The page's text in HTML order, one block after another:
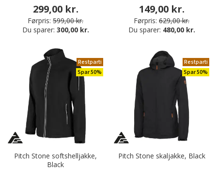
299,00 kr.
Førpris: 599,00 kr.
Du sparer: 300,00 kr.
149,00 kr.
Førpris: 629,00 kr.
Du sparer: 480,00 kr.
Restparti
Spar 50%
Pitch Stone softshelljakke,
Black
Restparti
Spar 50%
Pitch Stone skaljakke, Black